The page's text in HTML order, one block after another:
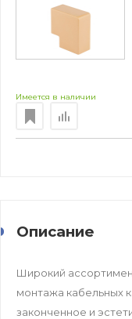
Имеется в наличии
Описание
Широкий
монтажа кабельных
законченное и